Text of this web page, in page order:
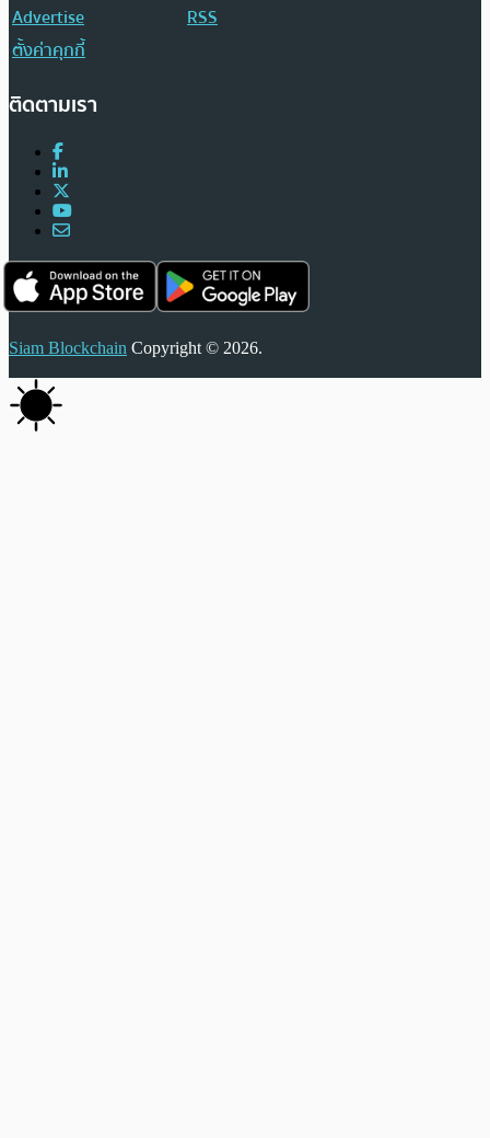
Advertise
RSS
ตั้งค่าคุกกี้
ติดตามเรา
Siam Blockchain Copyright © 2026.